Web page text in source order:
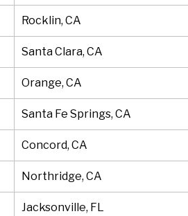
Rocklin, CA
Santa Clara, CA
Orange, CA
Santa Fe Springs, CA
Concord, CA
Northridge, CA
Jacksonville, FL